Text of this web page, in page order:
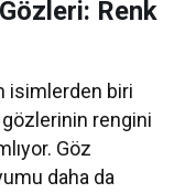
Renk
isimlerden biri
rengini
Göz
daha da